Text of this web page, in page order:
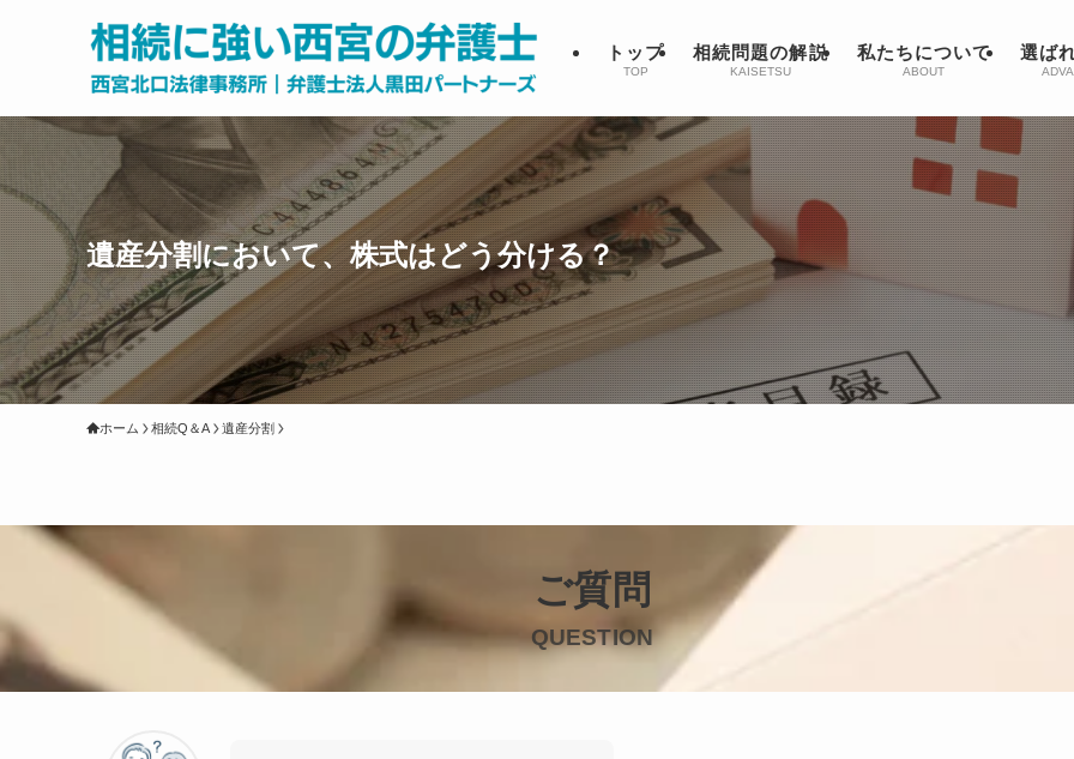
トップ
TOP
相続問題の解説
KAISETSU
私たちについて
ABOUT
選ば
遺産分割において、株式はどう分ける？
ホーム 相続Q＆A 遺産分割
ご質問
QUESTION